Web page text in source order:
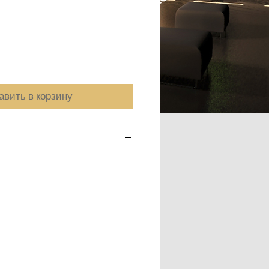
в корзину
as sizing, material, care instructions